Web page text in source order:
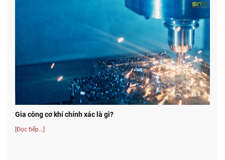
Gia công cơ khí chính xác là gì?
[Đọc tiếp...]